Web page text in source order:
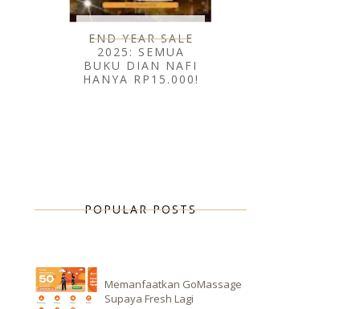
END YEAR SALE
2025: SEMUA
BUKU DIAN NAFI
HANYA RP15.000!
POPULAR POSTS
Memanfaatkan GoMassage
Supaya Fresh Lagi